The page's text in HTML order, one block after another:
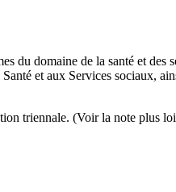
du domaine de la santé et des
et aux Services sociaux,
triennale. (Voir la note plus